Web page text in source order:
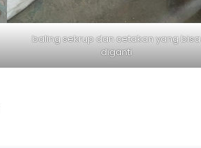
baling sekrup dan cetakan yang bisa
diganti